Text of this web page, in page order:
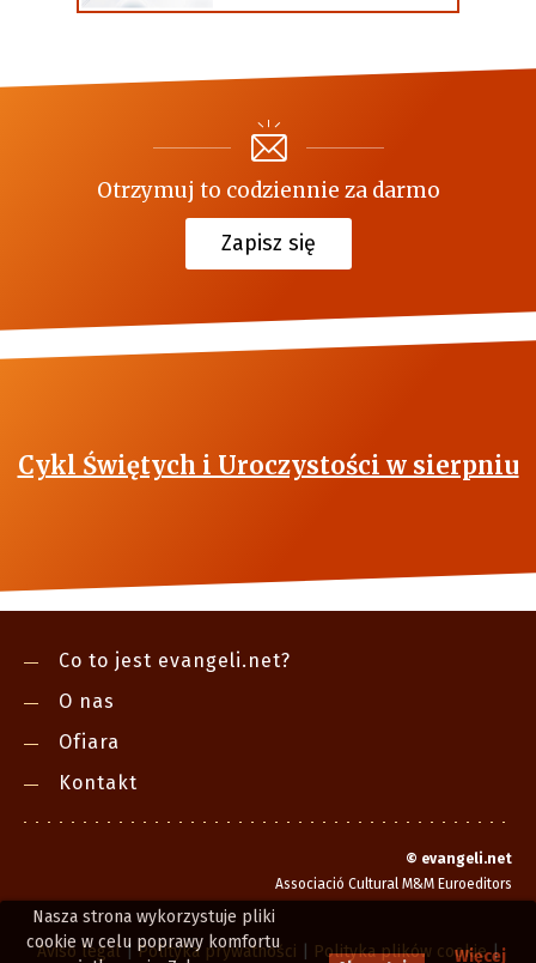
Nasza strona wykorzystuje pliki
cookie w celu poprawy komfortu
Więcej
Otrzymuj to codziennie za darmo
Zapisz się
Cykl Świętych i Uroczystości w sierpniu
Co to jest evangeli.net?
O nas
Ofiara
Kontakt
© evangeli.net
Associació Cultural M&M Euroeditors
Aviso legal| Polityka prywatności Polityka plików cookie|